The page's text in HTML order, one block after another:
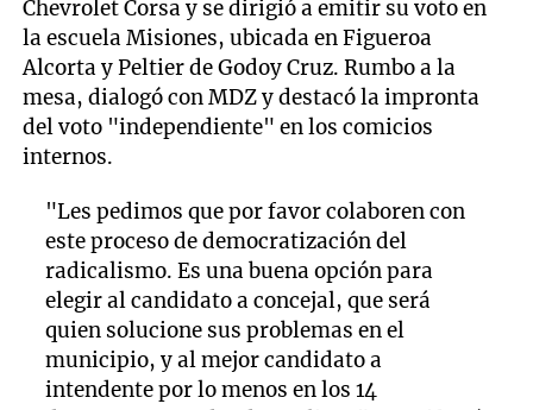
Chevrolet Corsa y se dirigió a emitir su voto en
la escuela Misiones, ubicada en Figueroa
Alcorta y Peltier de Godoy Cruz. Rumbo a la
mesa, dialogó con MDZ y destacó la impronta
del voto "independiente" en los comicios
internos.
"Les pedimos que por favor colaboren con
este proceso de democratización del
radicalismo. Es una buena opción para
elegir al candidato a concejal, que será
quien solucione sus problemas en el
municipio, y al mejor candidato a
intendente por lo menos en los 14